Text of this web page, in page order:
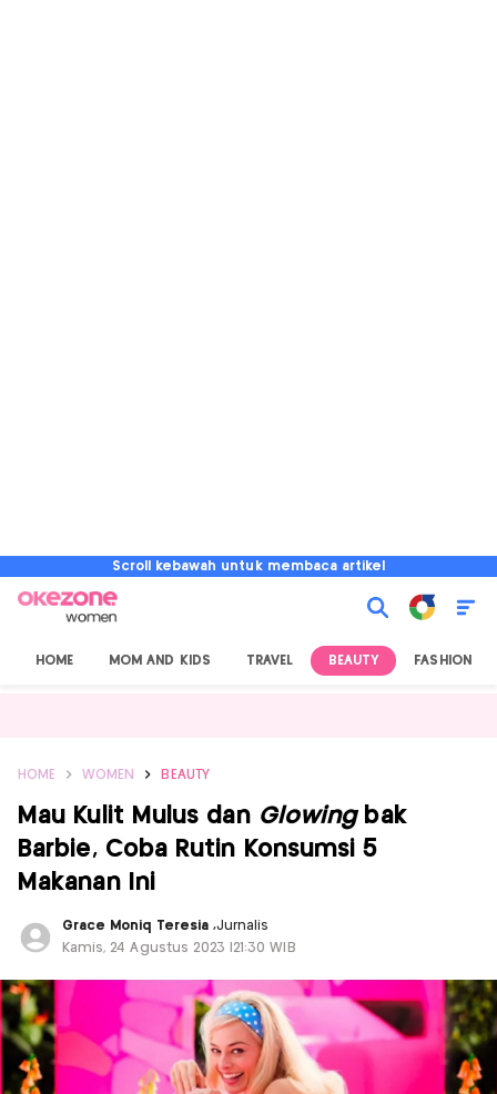
Scroll kebawah untuk membaca artikel
HOME MOM AND KIDS TRAVEL BEAUTY FASHION
HOME WOMEN BEAUTY
Mau Kulit Mulus dan Glowingbak
Barbie, Coba Rutin Konsumsi 5
Makanan Ini
Grace Moniq Teresia ,Jurnalis
Kamis, 24 Agustus 2023 |21:30 WIB